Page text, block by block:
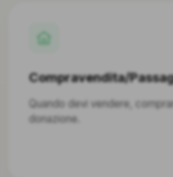
Compravendita/
Quando devi vendere,
donazione.